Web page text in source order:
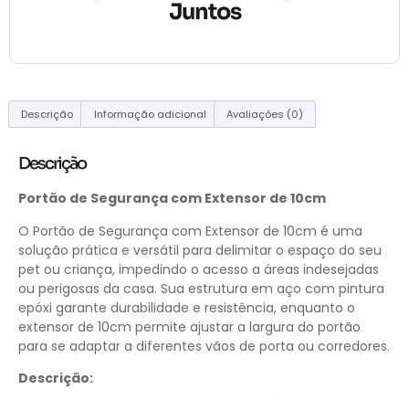
Juntos
Descrição Informação adicional Avaliações (0)
Descrição
Portão de Segurança com Extensor de 10cm
O Portão de Segurança com Extensor de 10cm é uma
solução prática e versátil para delimitar o espaço do seu
pet ou criança, impedindo o acesso a áreas indesejadas
ou perigosas da casa. Sua estrutura em aço com pintura
epóxi garante durabilidade e resistência, enquanto o
extensor de 10cm permite ajustar a largura do portão
para se adaptar a diferentes vãos de porta ou corredores.
Descrição: